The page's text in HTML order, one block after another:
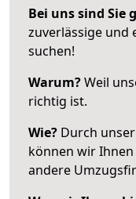
Bei uns sind Sie
zuverlässige und
suchen!
Warum?Weil
richtig ist.
Wie? Durch
können wir
andere